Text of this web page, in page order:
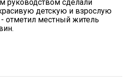
руководством сделали
детскую и взрослую
отметил местный житель